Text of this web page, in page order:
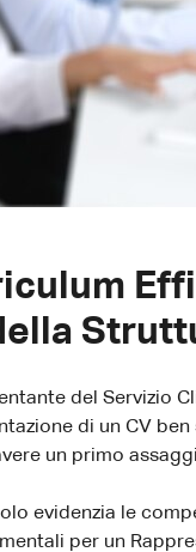
del Servizio
di un CV
un primo
evidenzia le
per un